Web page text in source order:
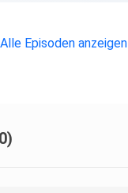
Alle Episoden anzeigen